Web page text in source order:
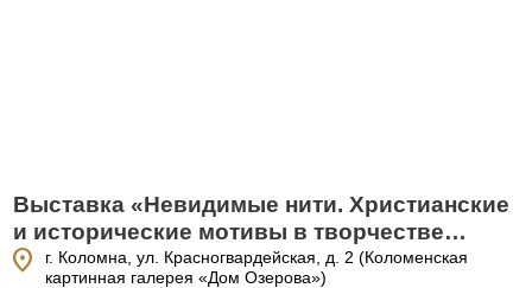
Выставка «Невидимые нити. Христианские
и исторические мотивы в творчестве
русских художников»
location_on
г. Коломна, ул. Красногвардейская, д. 2 (Коломенская
картинная галерея «Дом Озерова»)